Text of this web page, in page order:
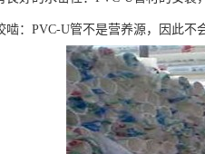
啮：PVC-U管不是营养源，因此不